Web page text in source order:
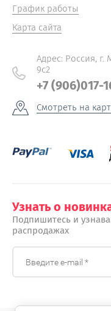
График работы
Карта сайта
Адрес: Россия,
9с2
+7 (906)017-
Смотреть на
Узнать о
Подпишитесь и
распродажах